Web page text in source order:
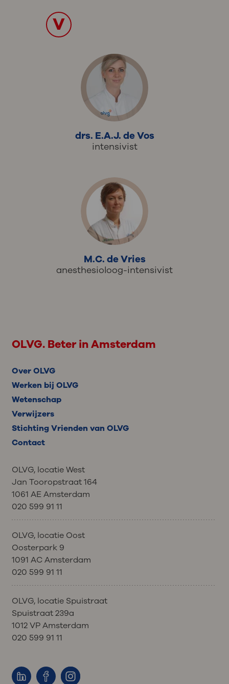
V
drs. E.A.J. de Vos
intensivist
M.C. de Vries
anesthesioloog-intensivist
OLVG. Beter in Amsterdam
Over OLVG
Werken bij OLVG
Wetenschap
Verwijzers
Stichting Vrienden van OLVG
Contact
OLVG, locatie West
Jan Tooropstraat 164
1061 AE Amsterdam
020 599 91 11
OLVG, locatie Oost
Oosterpark 9
1091 AC Amsterdam
020 599 91 11
OLVG, locatie Spuistraat
Spuistraat 239a
1012 VP Amsterdam
020 599 91 11